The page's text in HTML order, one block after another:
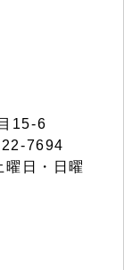
15-6
7694
日・日曜